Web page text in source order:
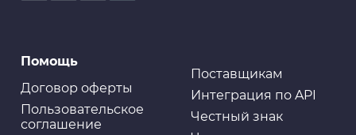
Помощь
Договор оферты
Пользовательское
соглашение
Поставщикам
Интеграция по API
Честный знак